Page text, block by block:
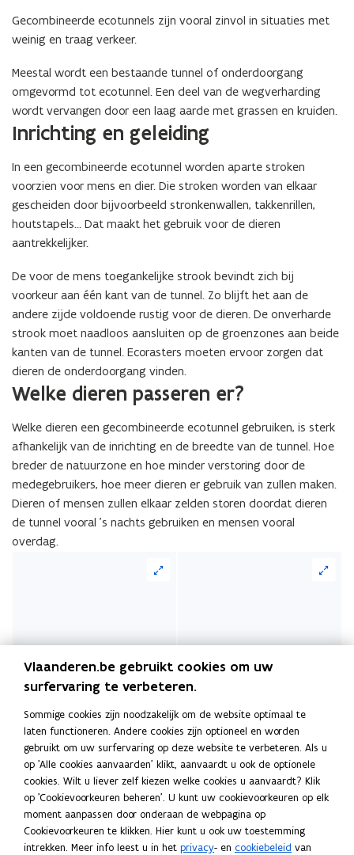
Gecombineerde ecotunnels zijn vooral zinvol in situaties met
weinig en traag verkeer.
Meestal wordt een bestaande tunnel of onderdoorgang
omgevormd tot ecotunnel. Een deel van de wegverharding
wordt vervangen door een laag aarde met grassen en kruiden.
Inrichting en geleiding
In een gecombineerde ecotunnel worden aparte stroken
voorzien voor mens en dier. Die stroken worden van elkaar
gescheiden door bijvoorbeeld stronkenwallen, takkenrillen,
houtstapels… Dat maakt het gebruik voor de dieren
aantrekkelijker.
De voor de mens toegankelijke strook bevindt zich bij
voorkeur aan één kant van de tunnel. Zo blijft het aan de
andere zijde voldoende rustig voor de dieren. De onverharde
strook moet naadloos aansluiten op de groenzones aan beide
kanten van de tunnel. Ecorasters moeten ervoor zorgen dat
dieren de onderdoorgang vinden.
Welke dieren passeren er?
Welke dieren een gecombineerde ecotunnel gebruiken, is sterk
afhankelijk van de inrichting en de breedte van de tunnel. Hoe
breder de natuurzone en hoe minder verstoring door de
medegebruikers, hoe meer dieren er gebruik van zullen maken.
Dieren of mensen zullen elkaar zelden storen doordat dieren
de tunnel vooral ’s nachts gebruiken en mensen vooral
overdag.
Deel deze pagina
L
i
n
k
e
d
i
n
K
o
p
e
e
r
l
Contact
Een vraag over ontsnippering? Stuur een e-mail naar
ontsnippering@vlaanderen.be
( .
Vlaanderen.be gebruikt cookies om uw
surfervaring te verbeteren.
Sommige cookies zijn noodzakelijk om de website optimaal te
laten functioneren. Andere cookies zijn optioneel en worden
gebruikt om uw surfervaring op deze website te verbeteren. Als u
op 'Alle cookies aanvaarden' klikt, aanvaardt u ook de optionele
cookies. Wilt u liever zelf kiezen welke cookies u aanvaardt? Klik
op 'Cookievoorkeuren beheren'. U kunt uw cookievoorkeuren op elk
moment aanpassen door onderaan de webpagina op
Cookievoorkeuren te klikken. Hier kunt u ook uw toestemming
intrekken. Meer info leest u in het privacy- en cookiebeleid van